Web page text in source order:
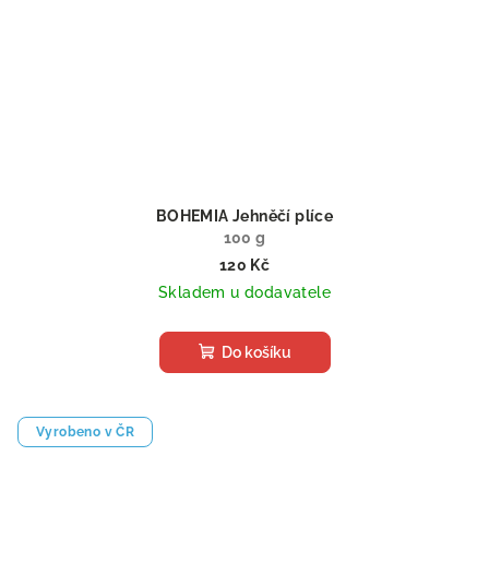
BOHEMIA Jehněčí plíce
100 g
120 Kč
Skladem u dodavatele
Do košíku
Vyrobeno v ČR